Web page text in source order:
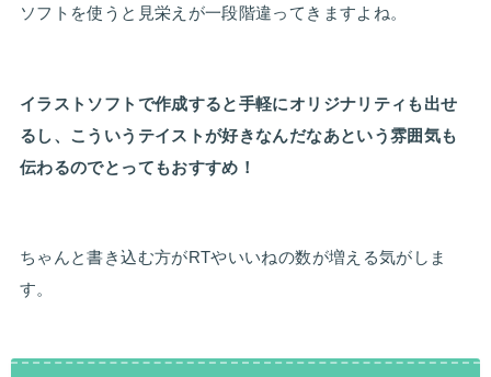
ソフトを使うと見栄えが一段階違ってきますよね。
イラストソフトで作成すると手軽にオリジナリティも出せ
るし、こういうテイストが好きなんだなあという雰囲気も
伝わるのでとってもおすすめ！
ちゃんと書き込む方がRTやいいねの数が増える気がしま
す。